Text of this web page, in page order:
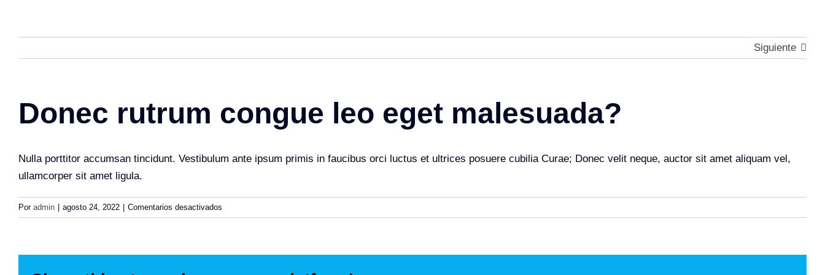
Siguiente
donec rutrum congue leo eget malesuada?
Nulla porttitor accumsan tincidunt. Vestibulum ante ipsum primis in faucibus orci luctus et ultrices posuere cubilia Curae; Donec velit neque, auctor sit amet aliquam vel,
ullamcorper sit amet ligula.
Por admin agosto 24, 2022 Comentarios desactivados
Donec